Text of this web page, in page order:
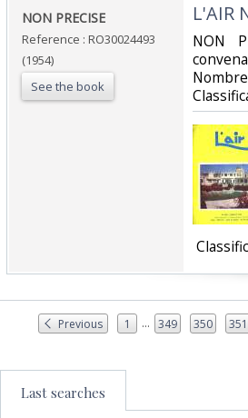
‎NON PRECISE‎
Reference : RO30024493
(1954)
See the book
‎L'AIR
‎NON
Previous 1 ... 349 350 351
Last searches